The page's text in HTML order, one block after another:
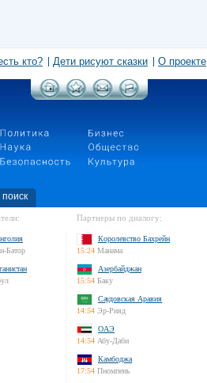
кто? Дети рисуют сказки О проекте
Батор
Партнеры по диалогу:
Королевство Бахрейн
15:24 Манама
Азербайджан
15:54 Баку
Саудовская Аравия
14:54 Эр-Рияд
ОАЭ
14:54 Абу-Даби
Камбоджа
17:54 Пномпень